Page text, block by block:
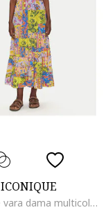
ICONIQUE
Rochie de vara dama multicolora, fabricat din materiale usoare